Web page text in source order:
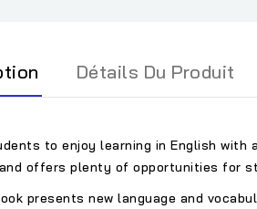
Détails Du Produit
to enjoy learning in English
offers plenty of opportunities for
presents new language and